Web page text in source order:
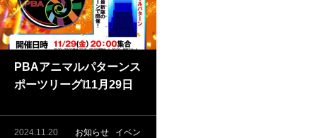
PBAアニマルパターンス
ポーツリーグ❕11月29日
2024.11.20 お知らせ
イベン